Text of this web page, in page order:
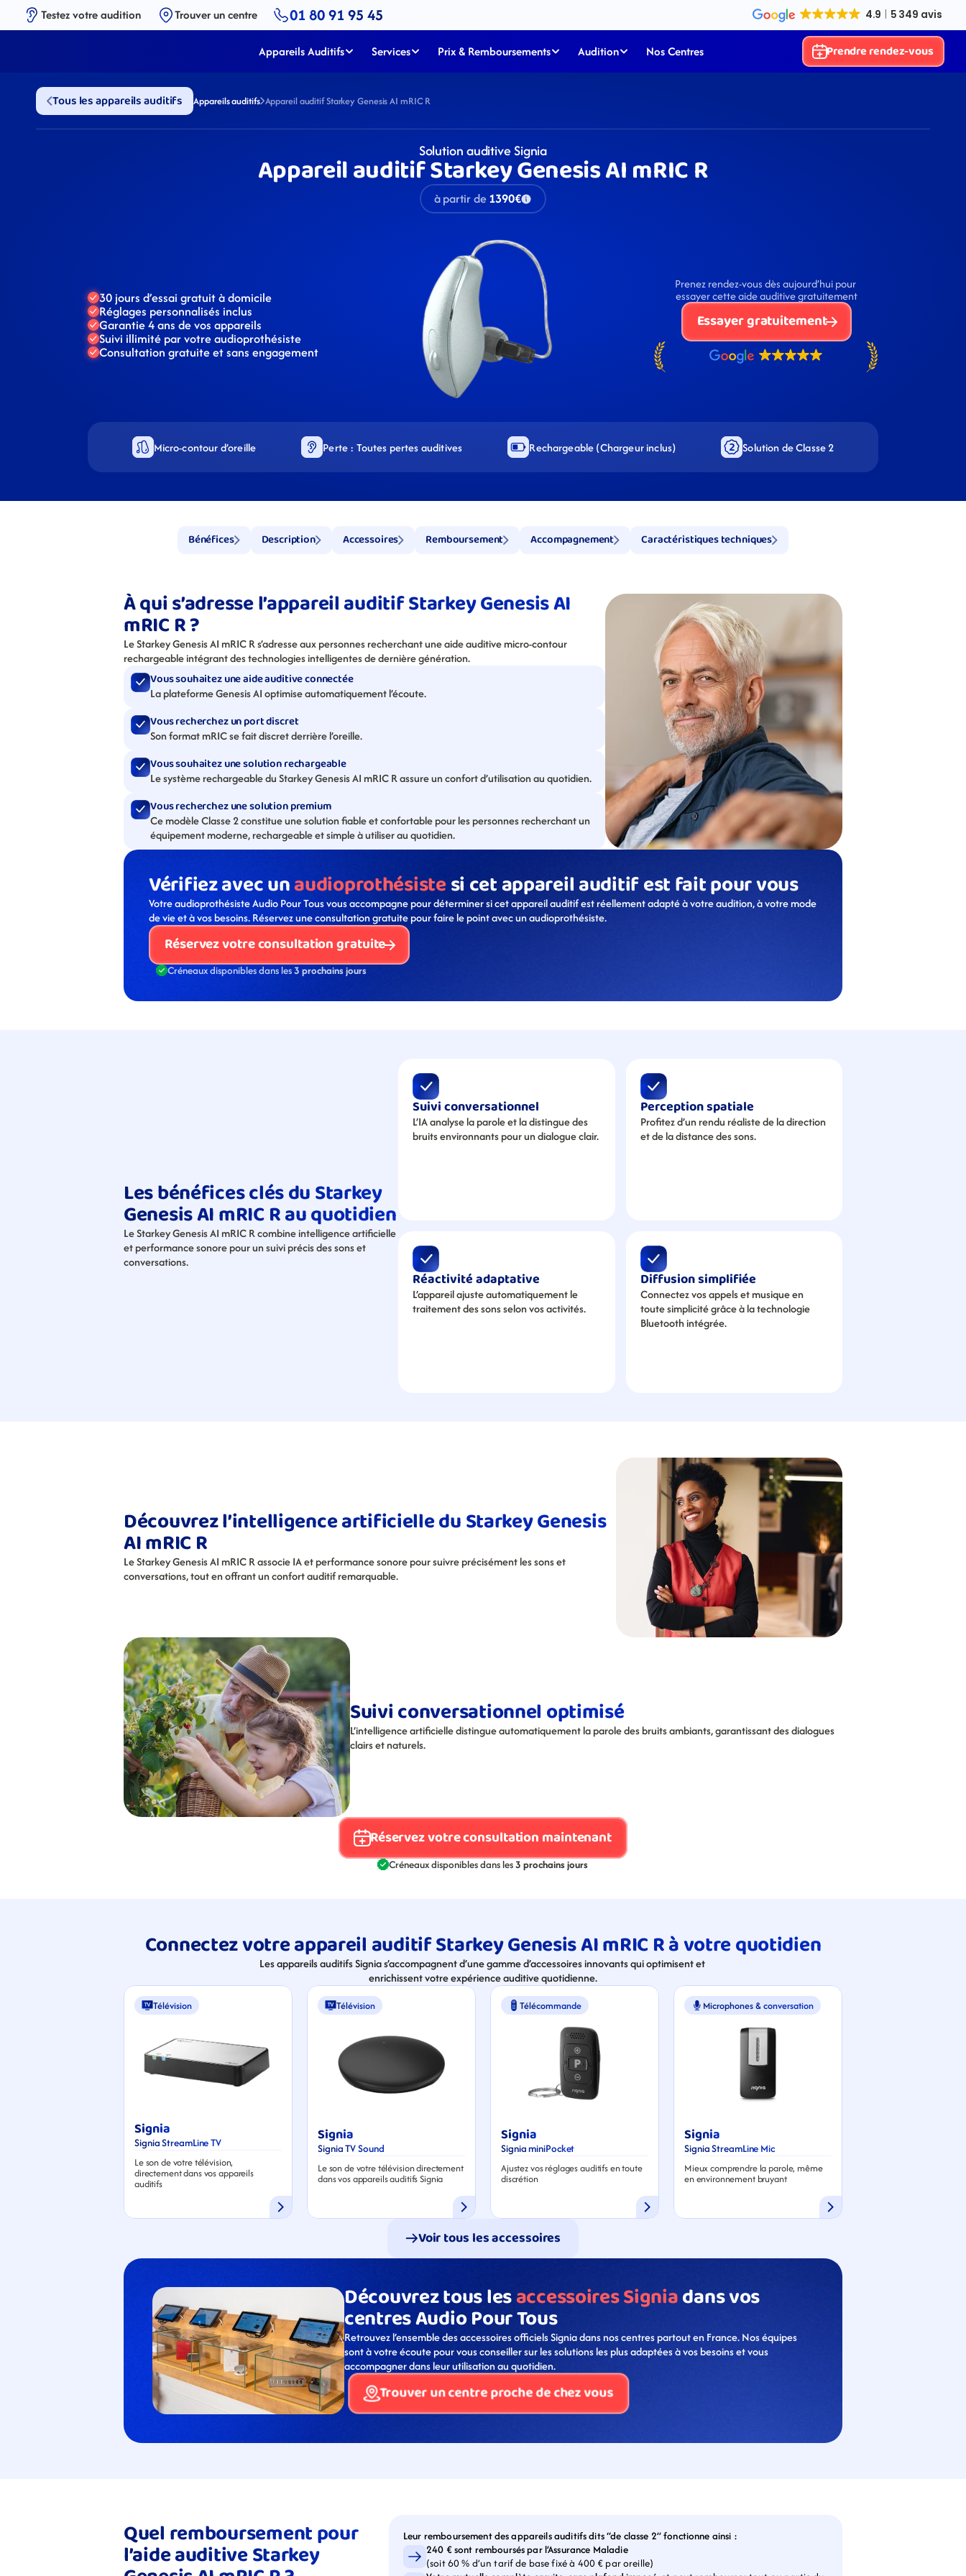
Testez votre audition Trouver un centre 01 80 91 95 45
Appareils Auditifs Services Prix & Remboursements Audition Nos Centres Prendre rendez-vous
Tous les appareils auditifs Appareils auditifs Appareil auditif Starkey Genesis AI mRIC R
Solution auditive Signia
Appareil auditif Starkey Genesis AI mRIC R
à partir de1390€
30 jours d’essai gratuit à domicile
Réglages personnalisés inclus
Garantie 4 ans de vos appareils
Suivi illimité par votre audioprothésiste
Consultation gratuite et sans engagement
Prenez rendez-vous dès aujourd’hui pour
essayer cette aide auditive gratuitement
Essayer gratuitement
Micro-contour d’oreille Perte : Toutes pertes auditives Rechargeable (Chargeur inclus) Solution de Classe 2
Bénéfices Description Accessoires Remboursement Accompagnement Caractéristiques techniques
À qui s’adresse l’appareil auditif Starkey Genesis AI
mRIC R ?
Le Starkey Genesis AI mRIC R s’adresse aux personnes recherchant une aide auditive micro-contour
rechargeable intégrant des technologies intelligentes de dernière génération.
Vous souhaitez une aide auditive connectée
La plateforme Genesis AI optimise automatiquement l’écoute.
Vous recherchez un port discret
Son format mRIC se fait discret derrière l’oreille.
Vous souhaitez une solution rechargeable
Le système rechargeable du Starkey Genesis AI mRIC R assure un confort d’utilisation au quotidien.
Vous recherchez une solution premium
Ce modèle Classe 2 constitue une solution fiable et confortable pour les personnes recherchant un
équipement moderne, rechargeable et simple à utiliser au quotidien.
Vérifiez avec un audioprothésiste si cet appareil auditif est fait pour vous
Votre audioprothésiste Audio Pour Tous vous accompagne pour déterminer si cet appareil auditif est réellement adapté à votre audition, à votre mode
de vie et à vos besoins. Réservez une consultation gratuite pour faire le point avec un audioprothésiste.
Réservez votre consultation gratuite
Créneaux disponibles dans les 3 prochains jours
Les bénéfices clés du Starkey
Genesis AI mRIC R au quotidien
Le Starkey Genesis AI mRIC R combine intelligence artificielle
et performance sonore pour un suivi précis des sons et
conversations.
Suivi conversationnel
L’IA analyse la parole et la distingue des
bruits environnants pour un dialogue clair.
Perception spatiale
Profitez d’un rendu réaliste de la direction
et de la distance des sons.
Réactivité adaptative
L’appareil ajuste automatiquement le
traitement des sons selon vos activités.
Diffusion simplifiée
Connectez vos appels et musique en
toute simplicité grâce à la technologie
Bluetooth intégrée.
Découvrez l’intelligence artificielle du Starkey Genesis
AI mRIC R
Le Starkey Genesis AI mRIC R associe IA et performance sonore pour suivre précisément les sons et
conversations, tout en offrant un confort auditif remarquable.
Suivi conversationnel optimisé
L’intelligence artificielle distingue automatiquement la parole des bruits ambiants, garantissant des dialogues
clairs et naturels.
Réservez votre consultation maintenant
Créneaux disponibles dans les 3 prochains jours
Connectez votre appareil auditif Starkey Genesis AI mRIC R à votre quotidien
Les appareils auditifs Signia s’accompagnent d’une gamme d’accessoires innovants qui optimisent et
enrichissent votre expérience auditive quotidienne.
Télévision
Signia
Signia StreamLine TV
Le son de votre télévision,
directement dans vos appareils
auditifs
Télévision
Signia
Signia TV Sound
Le son de votre télévision directement
dans vos appareils auditifs Signia
Télécommande
Signia
Signia miniPocket
Ajustez vos réglages auditifs en toute
discrétion
Microphones & conversation
Signia
Signia StreamLine Mic
Mieux comprendre la parole, même
en environnement bruyant
Voir tous les accessoires
Découvrez tous les accessoires Signia dans vos
centres Audio Pour Tous
Retrouvez l’ensemble des accessoires officiels Signia dans nos centres partout en France. Nos équipes
sont à votre écoute pour vous conseiller sur les solutions les plus adaptées à vos besoins et vous
accompagner dans leur utilisation au quotidien.
Trouver un centre proche de chez vous
Quel remboursement pour
l’aide auditive Starkey
Leur remboursement des appareils auditifs dits “de classe 2” fonctionne ainsi :
240 € sont remboursés par l’Assurance Maladie
(soit 60 % d’un tarif de base fixé à 400 € par oreille)